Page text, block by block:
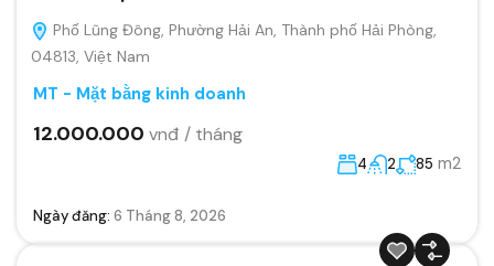
Phố Lũng Đông, Phường Hải An, Thành phố Hải Phòng,
04813, Việt Nam
MT - Mặt bằng kinh doanh
12.000.000 vnđ / tháng
4 2 85 m2
Ngày đăng: 6 Tháng 8, 2026